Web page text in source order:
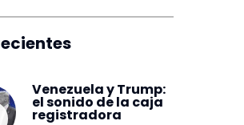
Venezuela y Trump:
el sonido de la caja
registradora